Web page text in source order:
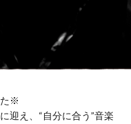
た※
迎え、“自分に合う”音楽